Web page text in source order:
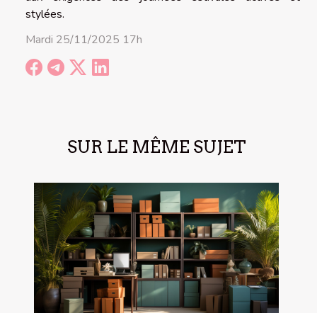
SUR LE MÊME SUJET
stylées.
Mardi 25/11/2025 17h